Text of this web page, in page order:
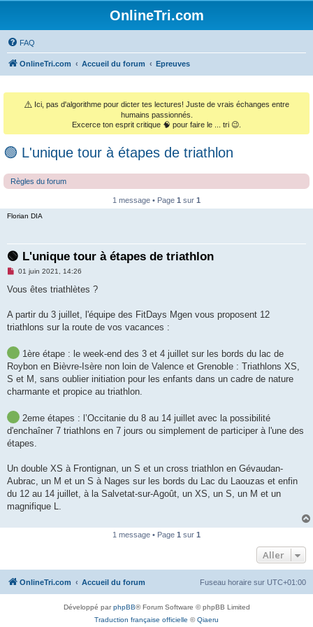
OnlineTri.com
FAQ
OnlineTri.com Accueil du forum Epreuves
⚠️ Ici, pas d'algorithme pour dicter tes lectures! Juste de vrais échanges entre
humains passionnés.
Excerce ton esprit critique 🧠 pour faire le ... tri 😉.
🟢 L'unique tour à étapes de triathlon
Règles du forum
1 message • Page 1 sur 1
Florian DIA
🟢 L'unique tour à étapes de triathlon
M
s
g
e
n
n
01 juin 2021, 14:26
Vous êtes triathlètes ?
A partir du 3 juillet, l'équipe des FitDays Mgen vous proposent 12
triathlons sur la route de vos vacances :
1ère étape : le week-end des 3 et 4 juillet sur les bords du lac de
Roybon en Bièvre-Isère non loin de Valence et Grenoble : Triathlons XS,
S et M, sans oublier initiation pour les enfants dans un cadre de nature
charmante et propice au triathlon.
2eme étapes : l’Occitanie du 8 au 14 juillet avec la possibilité
d'enchaîner 7 triathlons en 7 jours ou simplement de participer à l'une des
étapes.
Un double XS à Frontignan, un S et un cross triathlon en Gévaudan-
Aubrac, un M et un S à Nages sur les bords du Lac du Laouzas et enfin
du 12 au 14 juillet, à la Salvetat-sur-Agoût, un XS, un S, un M et un
magnifique L.
1 message • Page 1 sur 1
Aller
OnlineTri.com Accueil du forum Fuseau horaire sur UTC+01:00
Développé parphpBB® Forum Software © phpBB Limited
Traduction française officielle ©Qiaeru